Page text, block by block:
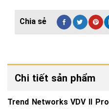
Chi tiết sản phẩm
Trend Networks VDV II Pro